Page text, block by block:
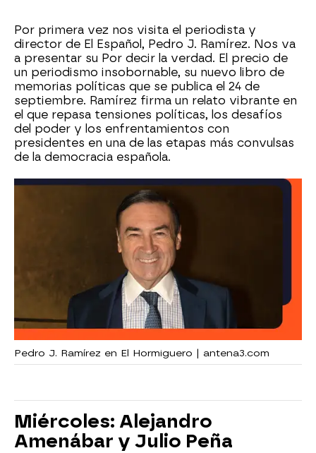
Por primera vez nos visita el periodista y
director de El Español, Pedro J. Ramírez. Nos va
a presentar su Por decir la verdad. El precio de
un periodismo insobornable, su nuevo libro de
memorias políticas que se publica el 24 de
septiembre. Ramírez firma un relato vibrante en
el que repasa tensiones políticas, los desafíos
del poder y los enfrentamientos con
presidentes en una de las etapas más convulsas
de la democracia española.
Pedro J. Ramírez en El Hormiguero | antena3.com
Miércoles: Alejandro
Amenábar y Julio Peña